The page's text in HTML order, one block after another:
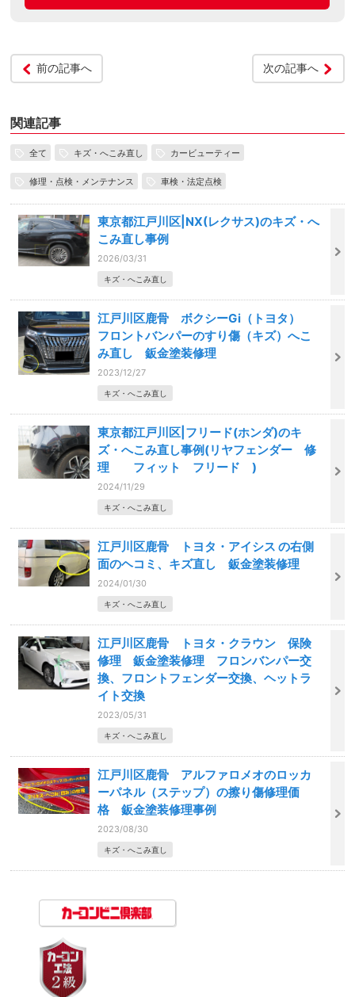
前の記事へ 次の記事へ
関連記事
全て キズ・へこみ直し カービューティー
修理・点検・メンテナンス 車検・法定点検
東京都江戸川区|NX(レクサス)のキズ・へ
こみ直し事例
2026/03/31
キズ・へこみ直し
江戸川区鹿骨 ボクシーGi（トヨタ）
フロントバンパーのすり傷（キズ）へこ
み直し 鈑金塗装修理
2023/12/27
キズ・へこみ直し
東京都江戸川区|フリード(ホンダ)のキ
ズ・へこみ直し事例(リヤフェンダー 修
理 フィット フリード )
2024/11/29
キズ・へこみ直し
江戸川区鹿骨 トヨタ・アイシス の右側
面のヘコミ、キズ直し 鈑金塗装修理
2024/01/30
キズ・へこみ直し
江戸川区鹿骨 トヨタ・クラウン 保険
修理 鈑金塗装修理 フロンバンパー交
換、フロントフェンダー交換、ヘットラ
イト交換
2023/05/31
キズ・へこみ直し
江戸川区鹿骨 アルファロメオのロッカ
ーパネル（ステップ）の擦り傷修理価
格 鈑金塗装修理事例
2023/08/30
キズ・へこみ直し